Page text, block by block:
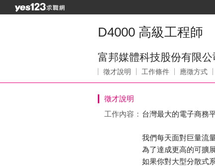
D4000 高級工程師
富邦媒體科技股份有限公
徵才說明 工作條件 應徵方式
徵才說明
工作內容： 台灣最大的電子商務
我們每天面對巨量流
為了達成更高的可擴
如果你對大型分散式